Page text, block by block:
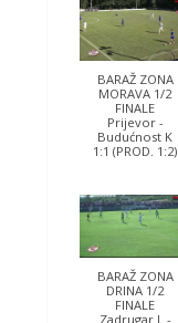
BARAŽ ZONA
MORAVA 1/2
FINALE
Prijevor -
Budućnost K
1:1 (PROD. 1:2)
BARAŽ ZONA
DRINA 1/2
FINALE
Zadrugar L -